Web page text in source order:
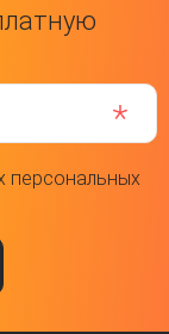
персональных